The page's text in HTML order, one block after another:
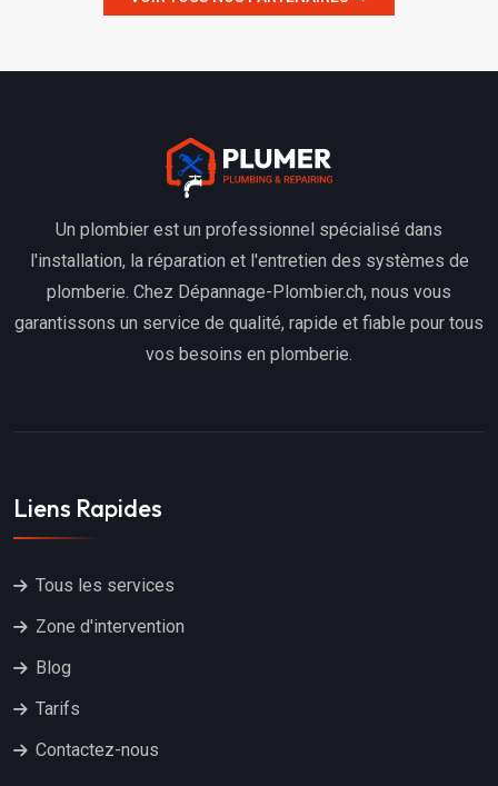
Un plombier est un professionnel spécialisé dans
l'installation, la réparation et l'entretien des systèmes de
plomberie. Chez Dépannage-Plombier.ch, nous vous
garantissons un service de qualité, rapide et fiable pour tous
vos besoins en plomberie.
Liens Rapides
Tous les services
Zone d'intervention
Blog
Tarifs
Contactez-nous